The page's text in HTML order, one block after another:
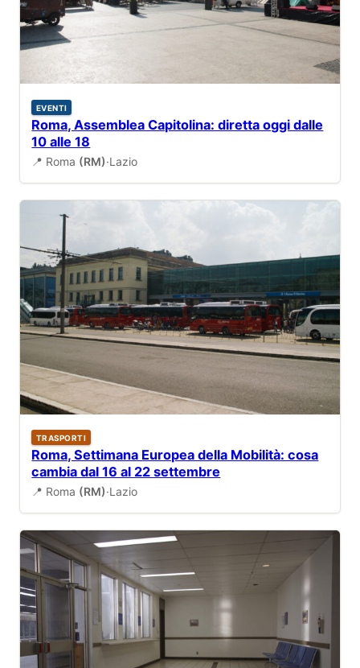
EVENTI
Roma, Assemblea Capitolina: diretta oggi dalle
10 alle 18
📍 Roma (RM)·Lazio
TRASPORTI
Roma, Settimana Europea della Mobilità: cosa
cambia dal 16 al 22 settembre
📍 Roma (RM)·Lazio